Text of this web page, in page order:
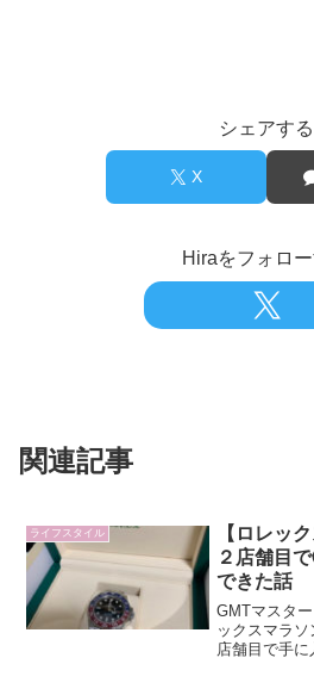
シェアする
X
Hiraをフォロ
関連記事
ライフスタイル
【ロレッ
２店舗目
できた話
GMTマスタ
ックスマラ
店舗目で手に